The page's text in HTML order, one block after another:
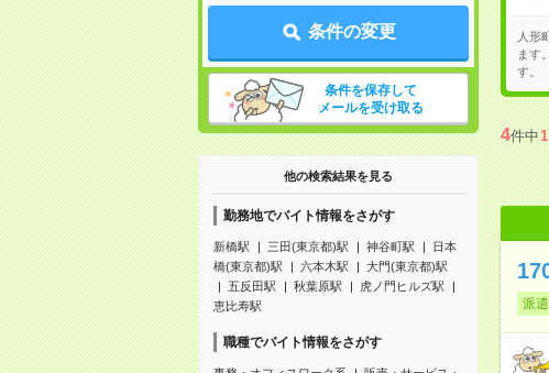
条件の変更
条件を保存して
メールを受け取る
他の検索結果を見る
勤務地でバイト情報をさがす
新橋駅 三田(東京都)駅 神谷町駅
日本
橋(東京都)駅
六本木駅
大門(東京都)駅
五反田駅
秋葉原駅
虎ノ門ヒルズ駅
恵比寿駅
職種でバイト情報をさがす
人形
ます
す。
4件中1
派遣